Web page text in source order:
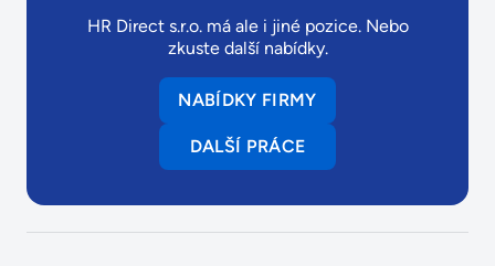
HR Direct s.r.o. má ale i jiné pozice. Nebo
zkuste další nabídky.
NABÍDKY FIRMY
DALŠÍ PRÁCE